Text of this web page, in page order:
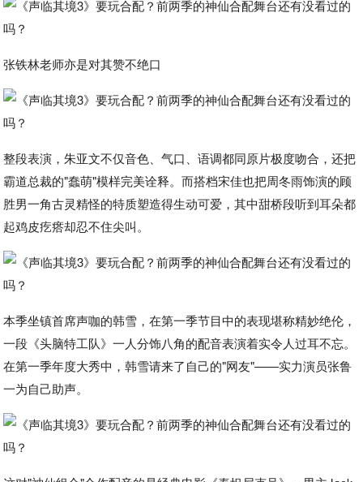
张铁林老师亦是对其赞不绝口
整段表演，朱亚文不仅音色、气口、语调都同原片极度吻合，还把
霸道总裁的"蠢萌"模样完美诠释。而搭档宋佳也把周冬雨饰演的顾
胜男一角古灵精怪的特质塑造得生动可爱，其中甜桥段听到耳朵都
起鸡皮疙瘩却忍不住尖叫。
本季坐镇首席声咖的韩雪，在第一季节目中的表现堪称精妙绝伦，
一段《头脑特工队》一人分饰八角的配音表演着实令人过耳不忘。
在第一季年度大秀中，韩雪请来了自己的"网友"——实力演员张鲁
一为自己助声。